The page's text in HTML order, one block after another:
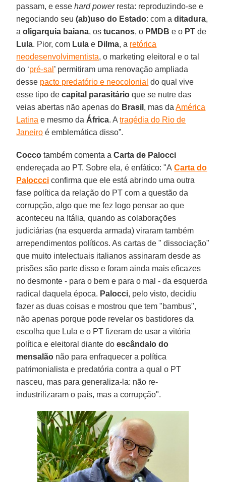
passam, e esse hard powerresta: reproduzindo-se e
negociando seu(ab)uso do Estado: com aditadura,
aoligarquia baiana, ostucanos, o PMDB e o PT de
Lula. Pior, com Lula e Dilma, a retórica
neodesenvolvimentista, o marketing eleitoral e o tal
do ‘pré-sal ’ permitiram uma renovação ampliada
desse pacto predatório e neocolonial do qual vive
esse tipo de capital parasitário que se nutre das
veias abertas não apenas do Brasil , mas daAmérica
Latina e mesmo da África. Atragédia do Rio de
Janeiro é emblemática disso”.
Cocco também comenta a Carta de Palocci
endereçada ao PT. Sobre ela, é enfático: "ACarta do
Paloccci confirma que ele está abrindo uma outra
fase política da relação do PT com a questão da
corrupção, algo que me fez logo pensar ao que
aconteceu na Itália, quando as colaborações
judiciárias (na esquerda armada) viraram também
arrependimentos políticos. As cartas de " dissociação"
que muito intelectuais italianos assinaram desde as
prisões são parte disso e foram ainda mais eficazes
no desmonte - para o bem e para o mal - da esquerda
radical daquela época. Palocci, pelo visto, decidiu
fazer as duas coisas e mostrou que tem "bambus",
não apenas porque pode revelar os bastidores da
escolha que Lula e o PT fizeram de usar a vitória
política e eleitoral diante doescândalo do
mensalão não para enfraquecer a política
patrimonialista e predatória contra a qual o PT
nasceu, mas para generaliza-la: não re-
industrilizaram o país, mas a corrupção".